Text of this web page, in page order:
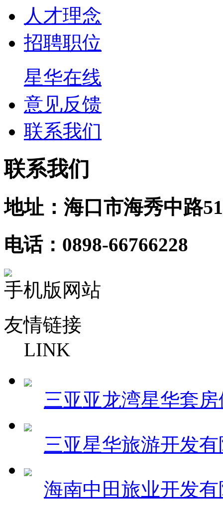
人才理念
招聘职位
星华在线
意见反馈
联系我们
联系我们
地址：海口市海秀中路
电话：0898-66766228
手机版网站
友情链接
LINK
三亚亚龙湾星华套
三亚星华旅游开发
海南中田旅业开发